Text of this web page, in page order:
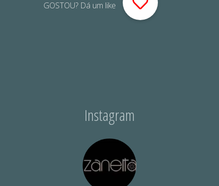
GOSTOU? Dá um like
Instagram